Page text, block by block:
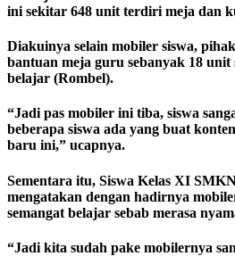
ini sekitar 648 unit terdiri meja dan
Diakuinya selain mobiler siswa,
bantuan meja guru sebanyak 18 unit
belajar (Rombel).
“Jadi pas mobiler ini tiba, siswa
beberapa siswa ada yang buat
baru ini,” ucapnya.
Sementara itu, Siswa Kelas XI
mengatakan dengan hadirnya
semangat belajar sebab merasa
“Jadi kita sudah pake mobilernya